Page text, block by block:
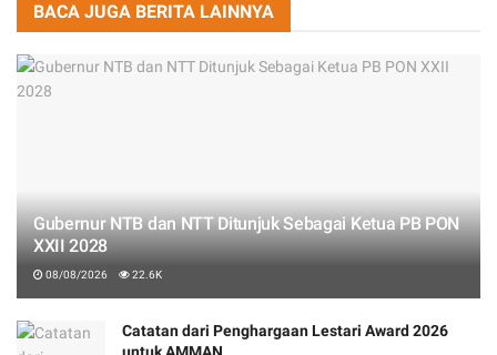
BACA JUGA BERITA LAINNYA
Gubernur NTB dan NTT Ditunjuk Sebagai Ketua PB PON
XXII 2028
08/08/2026 22.6K
Catatan dari Penghargaan Lestari Award 2026